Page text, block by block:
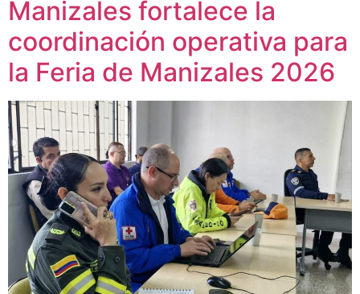
Manizales fortalece la
coordinación operativa para
la Feria de Manizales 2026